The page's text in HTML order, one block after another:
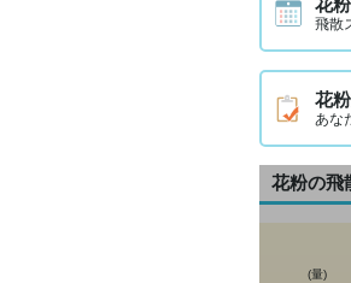
花
飛散
花
あな
花粉の飛
(量)